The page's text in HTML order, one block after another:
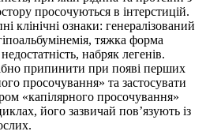
просочуються в інтерстицій.
клінічні ознаки: генералізований
тяжка форма
набряк легенів.
припинити при появі перших
просочування» та застосувати
«капілярного просочування»
його зазвичай пов’язують із